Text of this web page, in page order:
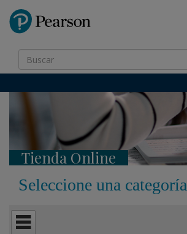
Tienda Online
Seleccione una categoría